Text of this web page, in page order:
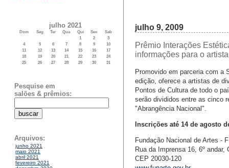
julho 2021
Dom Seg Ter Qua Qui Sex
Sab
1
2
3
4
5 6 7 8 9
10
11
12 13 14 15 16
17
18
19 20 21 22 23
24
25
26 27 28 29 30 31
Pesquise em
salões & prêmios:
Arquivos:
junho 2021
maio 2021
abril 2021
fevereiro 2021
julho 9, 2009
Prêmio Interações
informações para o artista
Promovido em parceria com a
edição, oferece a artistas de
Pontos de Cultura de todo o
serão divididos entre as cinco
"Abrangência Nacional".
Inscrições até 14 de agosto
Fundação Nacional de Artes -
Rua da Imprensa 16, 6º
CEP 20030-120